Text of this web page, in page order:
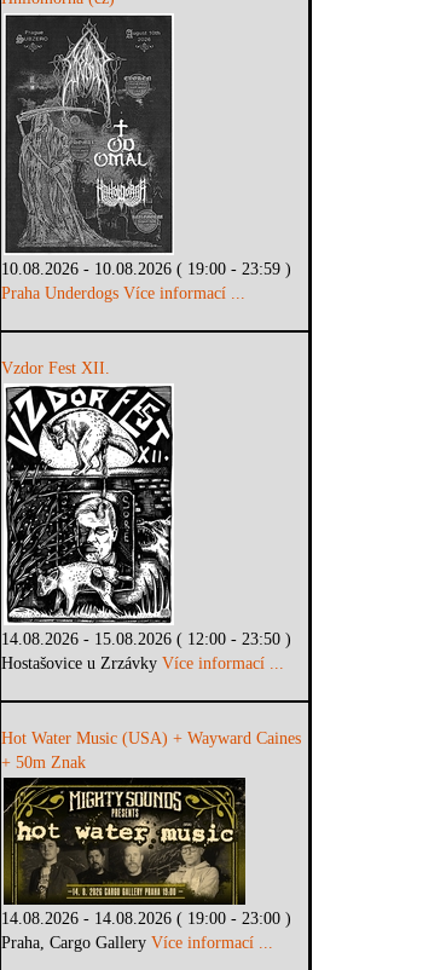
10.08.2026 - 10.08.2026 ( 19:00 - 23:59 )
Praha Underdogs Více informací ...
Vzdor Fest XII.
14.08.2026 - 15.08.2026 ( 12:00 - 23:50 )
Hostašovice u ZrzávkyVíce informací ...
Hot Water Music (USA) + Wayward Caines
+ 50m Znak
14.08.2026 - 14.08.2026 ( 19:00 - 23:00 )
Praha, Cargo GalleryVíce informací ...